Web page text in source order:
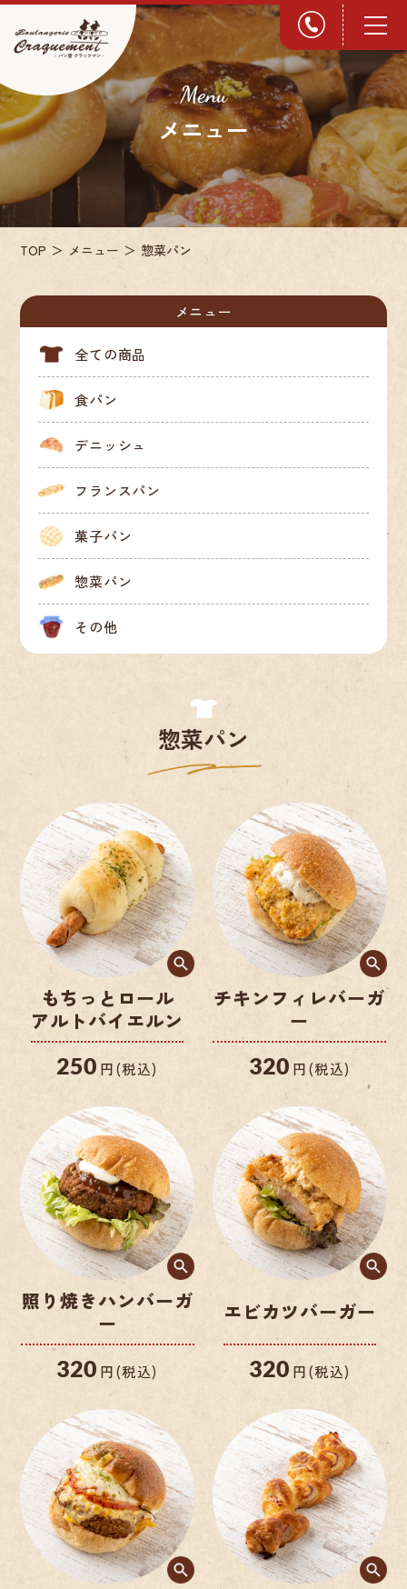
Menu
メニュー
TOP メニュー 惣菜パン
メニュー
全ての商品
食パン
デニッシュ
フランスパン
菓子パン
惣菜パン
その他
惣菜パン
もちっとロール
アルトバイエルン
250 円(税込)
チキンフィレバーガ
ー
320 円(税込)
照り焼きハンバーガ
ー
320 円(税込)
エビカツバーガー
320 円(税込)
もちっとロール
円(税込)
チキンフィレバーガー
円(税込)
照り焼きハンバーガー
円(税込)
エビカツバーガー
円(税込)
チーズハンバーガー
円(税込)
エピクロワッサン
円(税込)
パニーニ
円(税込)
ソシス
円(税込)
ウインナーロール
円(税込)
ウインナーロール
円(税込)
ねぎ味噌チキン
円(税込)
照焼きチキン
円(税込)